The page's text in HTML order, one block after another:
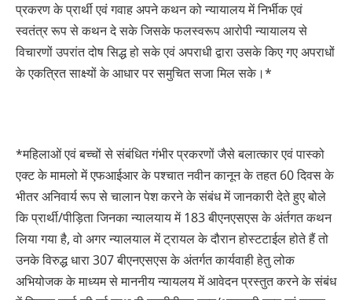
प्रकरण के प्रार्थी एवं गवाह अपने कथन को न्यायालय में निर्भीक एवं
स्वतंत्र रूप से कथन दे सके जिसके फलस्वरूप आरोपी न्यायालय से
विचारणों उपरांत दोष सिद्ध हो सके एवं अपराधी द्वारा उसके किए गए अपराधों
के एकत्रित साक्ष्यों के आधार पर समुचित सजा मिल सके।*
*महिलाओं एवं बच्चों से संबंधित गंभीर प्रकरणों जैसे बलात्कार एवं पास्को
एक्ट के मामलो में एफआईआर के पश्चात नवीन कानून के तहत 60 दिवस के
भीतर अनिवार्य रूप से चालान पेश करने के संबंध में जानकारी देते हुए बोले
कि प्रार्थी/पीड़िता जिनका न्यालयाय में 183 बीएनएसएस के अंर्तगत कथन
लिया गया है, वो अगर न्यालयाल में ट्रायल के दौरान होस्टटाईल होते हैं तो
उनके विरुद्ध धारा 307 बीएनएसएस के अंतर्गत कार्यवाही हेतु लोक
अभियोजक के माध्यम से माननीय न्यायलय में आवेदन प्रस्तुत करने के संबंध